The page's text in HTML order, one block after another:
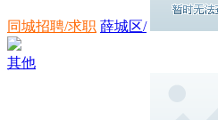
同城招聘/求职 薛城区/
其他